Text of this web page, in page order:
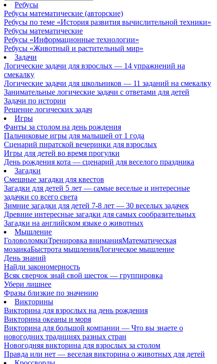
Ребусы
Ребусы математические (авторские)
Ребусы по теме «История развития вычислительной техники»
Ребусы математические
Ребусы «Информационные технологии»
Ребусы «Животный и растительный мир»
Задачи
Логические задачи для взрослых — 14 упражнений на
смекалку
Логические задачи для школьников — 11 заданий на смекалку
Занимательные логические задачи с ответами для детей
Задачи по истории
Решение логических задач
Игры
Фанты за столом на день рождения
Пальчиковые игры для малышей от 1 года
Сценарий пиратской вечеринки для взрослых
Игры для детей во время прогулки
День рождения кота — сценарий для веселого праздника
Загадки
Смешные загадки для квестов
Загадки для детей 5 лет — самые веселые и интересные
задачки со всего света
Зимние загадки для детей 7-8 лет — 30 веселых задачек
Древние интересные загадки для самых сообразительных
Загадки на английском языке о животных
Мышление
ГоловоломкиТренировка вниманияМатематическая
мозаикаБыстрота мышленияЛогическое мышление
День знаний
Найди закономерность
Всяк сверчок знай свой шесток — группировка
Убери лишнее
Фразы близкие по значению
Викторины
Викторина для взрослых на день рождения
Викторина океаны и моря
Викторина для большой компании — Что вы знаете о
новогодних традициях разных стран
Новогодняя викторина для взрослых за столом
Правда или нет — веселая викторина о животных для детей